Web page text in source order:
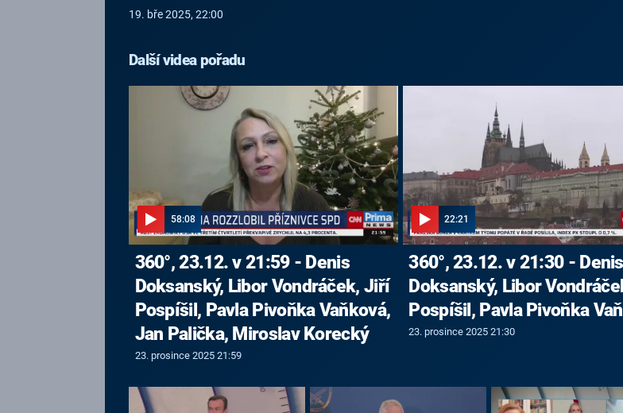
19. bře 2025, 22:00
Další videa pořadu
58:08
360°, 23.12. v 21:59 - Denis
Doksanský, Libor Vondráček, Jiří
Pospíšil, Pavla Pivoňka Vaňková,
Jan Palička, Miroslav Korecký
23. prosince 2025 21:59
22:21
360°, 23.12. v 21:30 - Denis
Doksanský, Libor
Pospíšil, Pavla Pivoňka
23. prosince 2025 21:30